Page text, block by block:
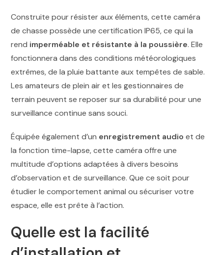
Construite pour résister aux éléments, cette caméra
de chasse possède une certification IP65, ce qui la
rend imperméable et résistante à la poussière. Elle
fonctionnera dans des conditions météorologiques
extrêmes, de la pluie battante aux tempêtes de sable.
Les amateurs de plein air et les gestionnaires de
terrain peuvent se reposer sur sa durabilité pour une
surveillance continue sans souci.
Équipée également d’un enregistrement audio et de
la fonction time-lapse, cette caméra offre une
multitude d’options adaptées à divers besoins
d’observation et de surveillance. Que ce soit pour
étudier le comportement animal ou sécuriser votre
espace, elle est prête à l’action.
Quelle est la facilité